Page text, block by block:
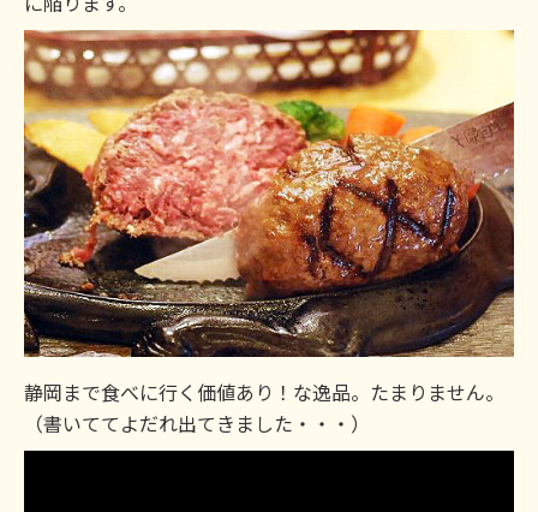
静岡まで食べに行く価値あり！な逸品。たまりません。
（書いててよだれ出てきました・・・）